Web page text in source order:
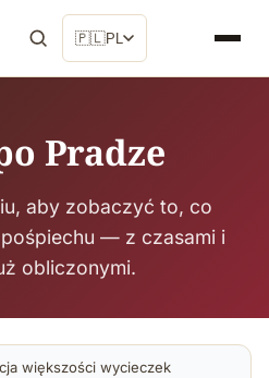
🇵🇱PL
Pradze
aby zobaczyć to, co
— z czasami i
obliczonymi.
większości wycieczek